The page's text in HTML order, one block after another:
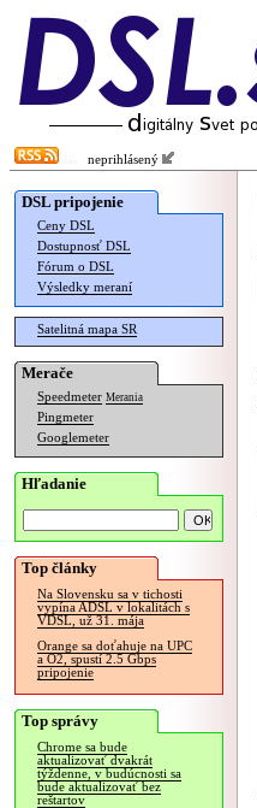
neprihlásený
DSL pripojenie
Ceny DSL
Dostupnosť DSL
Fórum o DSL
Výsledky meraní
Satelitná mapa SR
Merače
Speedmeter Merania
Pingmeter
Googlemeter
Hľadanie
Top články
Na Slovensku sa v tichosti
vypína ADSL v lokalitách s
VDSL, už 31. mája
Orange sa doťahuje na UPC
a O2, spustí 2.5 Gbps
pripojenie
Top správy
Chrome sa bude
aktualizovať dvakrát
týždenne, v budúcnosti sa
bude aktualizovať bez
reštartov